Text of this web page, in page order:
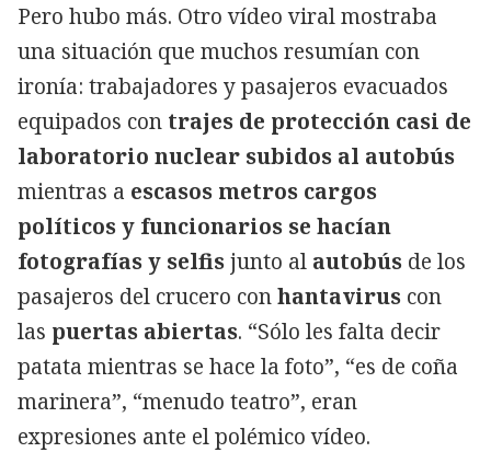
Pero hubo más. Otro vídeo viral mostraba
una situación que muchos resumían con
ironía: trabajadores y pasajeros evacuados
equipados con trajes de protección casi de
laboratorio nuclear subidos al autobús
mientras a escasos metros cargos
políticos y funcionarios se hacían
fotografías y selfisjunto al autobús de los
pasajeros del crucero conhantavirus con
las puertas abiertas. “Sólo les falta decir
patata mientras se hace la foto”, “es de coña
marinera”, “menudo teatro”, eran
expresiones ante el polémico vídeo.